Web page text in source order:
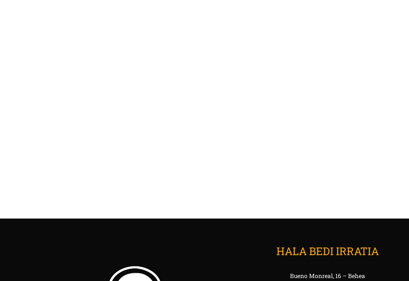
HALA BEDI IRRATIA
Bueno Monreal, 16 – Behea